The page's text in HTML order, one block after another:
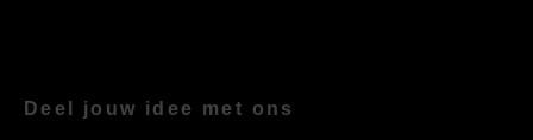
Deel jouw idee met ons